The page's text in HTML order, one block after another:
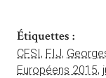
Étiquettes :
CFSI, FIJ,
Européens 2015,